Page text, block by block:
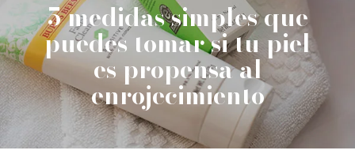
5 medidas simples que
puedes tomar si tu piel
es propensa al
enrojecimiento